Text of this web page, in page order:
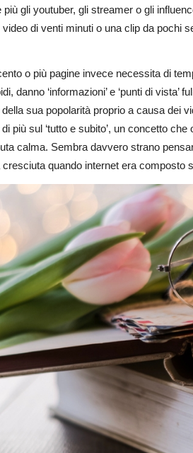
più gli youtuber, gli streamer o gli
video di venti minuti o una clip da pochi
o più pagine invece necessita di
danno ‘informazioni’ e ‘punti di
sua popolarità proprio a causa dei
più sul ‘tutto e subito’, un concetto
calma. Sembra davvero strano
cresciuta quando internet era composto